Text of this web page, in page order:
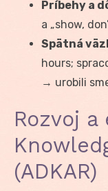
Príbehy a
a „show,
Spätná
hours;
→ urobili
Rozvoj
(ADKAR)